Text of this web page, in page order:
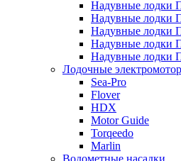
Надувные лодки
Надувные лодки
Надувные лодки
Надувные лодки
Надувные лодки
Лодочные
Sea-Pro
Flover
HDX
Motor Guide
Torqeedo
Marlin
Водометные насадки